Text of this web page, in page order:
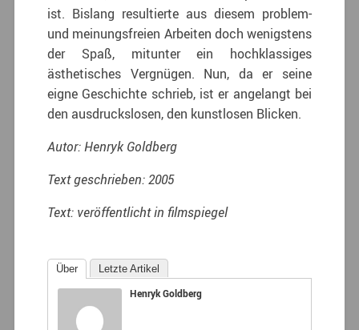
ist. Bislang resultierte aus diesem problem-
und meinungsfreien Arbeiten doch wenigstens
der Spaß, mitunter ein hochklassiges
ästhetisches Vergnügen. Nun, da er seine
eigne Geschichte schrieb, ist er angelangt bei
den ausdruckslosen, den kunstlosen Blicken.
Autor: Henryk Goldberg
Text geschrieben: 2005
Text: veröffentlicht in filmspiegel
Über Letzte Artikel
Henryk Goldberg